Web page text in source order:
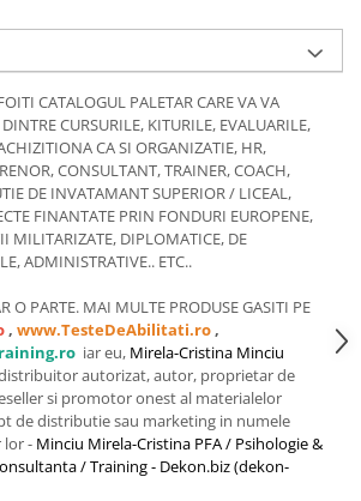
MILITARE SI
MILITARE SI
/
cu Clientii
Planificare /
CATALOGUL PALETAR CARE VA VA
CURSURILE, KITURILE, EVALUARILE,
CA SI ORGANIZATIE, HR,
CONSULTANT, TRAINER, COACH,
DE INVATAMANT SUPERIOR / LICEAL,
FINANTATE PRIN FONDURI EUROPENE,
MILITARIZATE, DIPLOMATICE, DE
ADMINISTRATIVE.. ETC..
O PARTE. MAI MULTE PRODUSE GASITI PE
, www.TesteDeAbilitati.ro,
iar eu, Mirela-Cristina Minciu
autorizat, autor, proprietar de
si promotor onest al materialelor
de distributie sau marketing in numele
- Minciu Mirela-Cristina PFA / Psihologie &
/ Training - Dekon.biz (dekon-